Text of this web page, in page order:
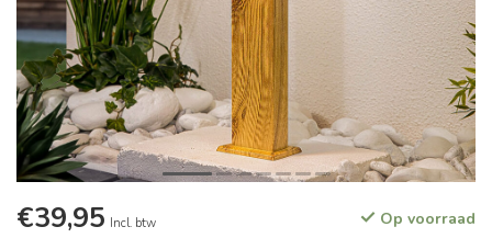
€39,95 Incl. btw Op voorraad